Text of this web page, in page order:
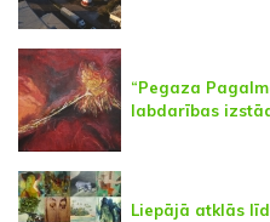
“Pegaza
labdarības
Liepājā atklās